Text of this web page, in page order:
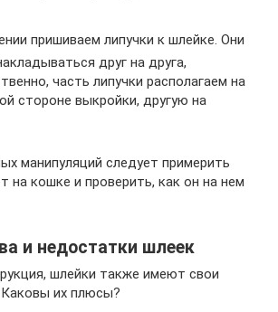
пришиваем липучки к шлейке. Они
друг на друга,
часть липучки располагаем на
стороне выкройки, другую на
манипуляций следует примерить
на кошке и проверить, как он на нем
и недостатки шлеек
шлейки также имеют свои
их плюсы?